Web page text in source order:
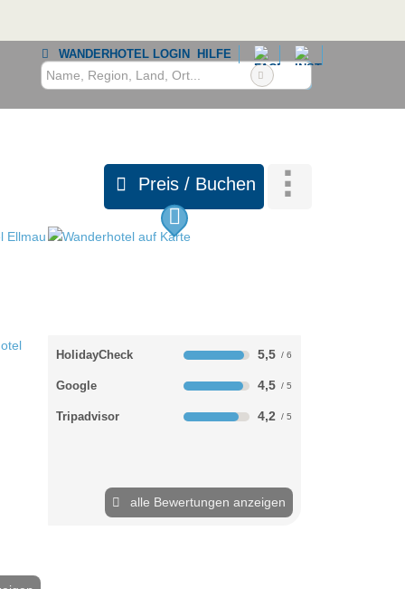
WANDERHOTEL LOGIN HILFE
Preis / Buchen
HolidayCheck 5,5
Google 4,5
Tripadvisor 4,2
alle Bewertungen anzeigen